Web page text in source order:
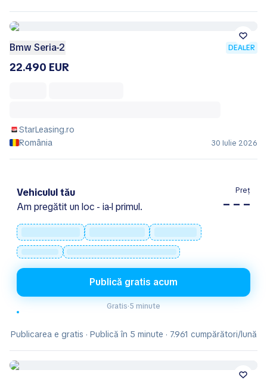
Bmw Seria-2 DEALER
22.490 EUR
StarLeasing.ro
România
30 Iulie 2026
Vehiculul tău
Am pregătit un loc - ia-l primul.
Preț
– – –
Publică gratis acum
Gratis·5 minute
Publicarea e gratis · Publică în 5 minute · 7.961 cumpărători/lună